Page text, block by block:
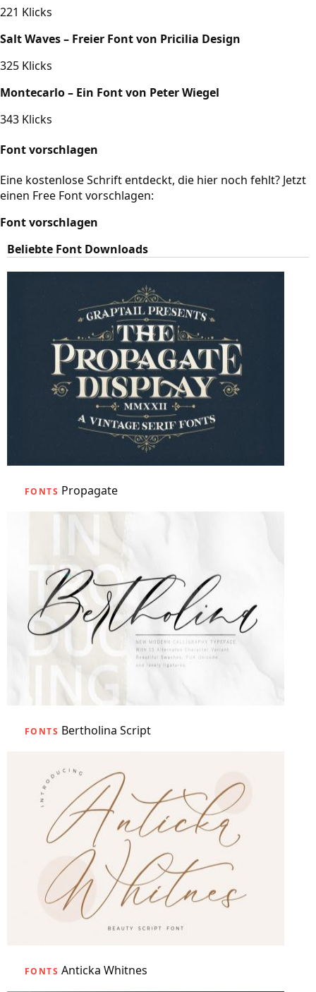
221 Klicks
Salt Waves – Freier Font von Pricilia Design
325 Klicks
Montecarlo – Ein Font von Peter Wiegel
343 Klicks
Font vorschlagen
Eine kostenlose Schrift entdeckt, die hier noch fehlt? Jetzt
einen Free Font vorschlagen:
Font vorschlagen
Beliebte Font Downloads
FONTS Propagate
FONTS Bertholina Script
FONTS Anticka Whitnes